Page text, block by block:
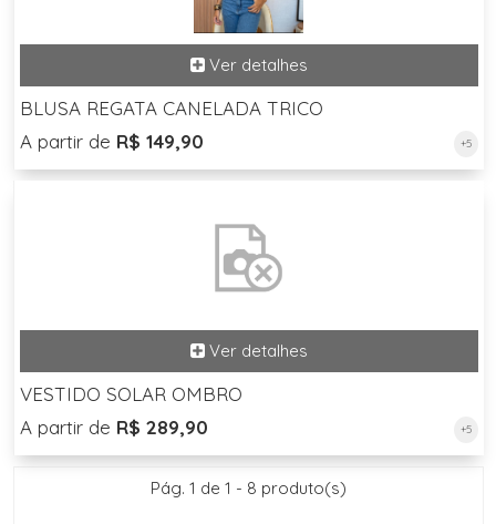
BLUSA REGATA CANELADA TRICO
A partir de R$ 149,90 +5
VESTIDO SOLAR OMBRO
A partir de R$ 289,90 +5
Pág. 1 de 1 - 8 produto(s)